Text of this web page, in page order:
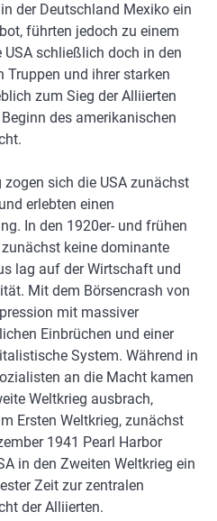
der Deutschland Mexiko ein
führten jedoch zu einem
schließlich doch in den
Truppen und ihrer starken
zum Sieg der Alliierten
des amerikanischen
zogen sich die USA zunächst
erlebten einen
In den 1920er- und frühen
keine dominante
lag auf der Wirtschaft und
Mit dem Börsencrash von
mit massiver
Einbrüchen und einer
System. Während in
an die Macht kamen
Weltkrieg ausbrach,
Ersten Weltkrieg, zunächst
1941 Pearl Harbor
in den Zweiten Weltkrieg ein
Zeit zur zentralen
der Alliierten.